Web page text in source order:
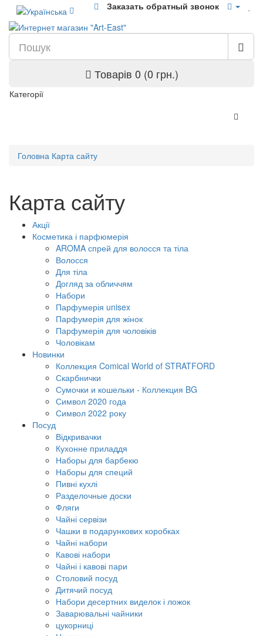
Заказать обратный звонок
Товарів 0 (0 грн.)
Категорії
Головна Карта сайту
Карта сайту
Акції
Косметика і парфюмерія
AROMA спрей для волосся та тіла
Волосся
Для тіла
Догляд за обличчям
Набори
Парфумерія unisex
Парфумерія для жінок
Парфумерія для чоловіків
Чоловікам
Новинки
Коллекция Comical World of STRATFORD
Скарбнички
Сумочки и кошельки - Коллекция BG
Символ 2020 года
Символ 2022 року
Посуд
Відкривачки
Кухонне приладдя
Наборы для барбекю
Наборы для специй
Пивні кухлі
Разделочные доски
Фляги
Чайні сервізи
Чашки в подарункових коробках
Чайні набори
Кавові набори
Чайні і кавові пари
Столовий посуд
Дитячий посуд
Набори десертних виделок і ложок
Заварювальні чайники
цукорниці